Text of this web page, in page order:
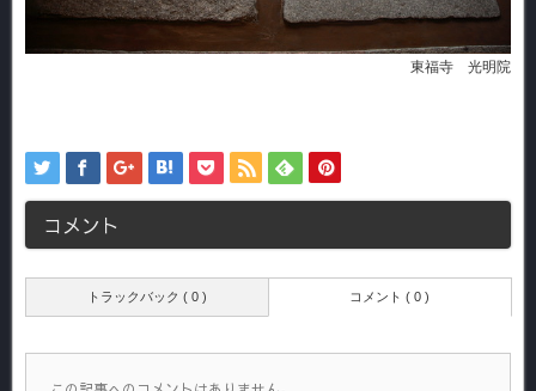
東福寺 光明院
コメント
トラックバック ( 0 ) コメント ( 0 )